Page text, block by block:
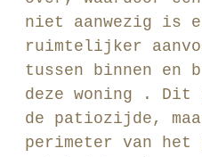
niet aanwezig is
ruimtelijker
tussen binnen en
deze woning .
de patiozijde,
perimeter van het